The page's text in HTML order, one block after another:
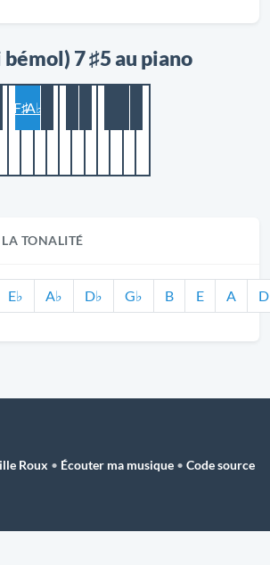
7 ♯5 au piano
F♯A♭
TONALITÉ
E♭ A♭ D♭ G♭ B E A D
Roux • Écouter ma musique • Code source